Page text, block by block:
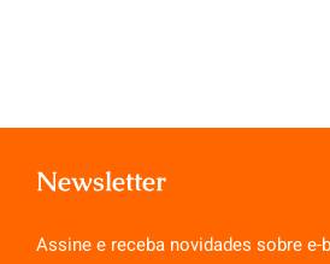
Newsletter
Assine e receba novidades sobre